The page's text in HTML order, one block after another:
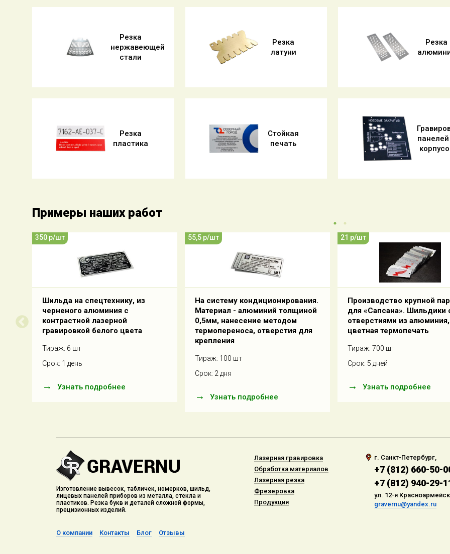
Резка
нержавеющей
стали
Резка
латуни
Резка
Резка
пластика
Стойкая
печать
Примеры наших работ
350 р/шт
Шильда на спецтехнику, из
черненого алюминия с
контрастной лазерной
гравировкой белого цвета
Тираж: 6 шт
Срок: 1 день
Узнать подробнее
55,5 р/шт
На систему кондиционирования.
Материал - алюминий толщиной
0,5мм, нанесение методом
термопереноса, отверстия для
крепления
Тираж: 100 шт
Срок: 2 дня
Узнать подробнее
21 р/шт
Производство крупной
для «Сапсана». Шильдики
отверстиями из алюминия,
цветная термопечать
Тираж: 700 шт
Срок: 5 дней
Узнать подробнее
Изготовление вывесок, табличек, номерков, шильд,
лицевых панелей приборов из металла, стекла и
пластиков. Резка букв и деталей сложной формы,
прецизионных изделий.
О компании Контакты Блог Отзывы
Лазерная гравировка
Обработка материалов
Лазерная резка
Фрезеровка
Продукция
г. Санкт-Петербург,
+7 (812) 660-50-
+7 (812) 940-29-
ул. 12-я
gravernu@yandex.ru